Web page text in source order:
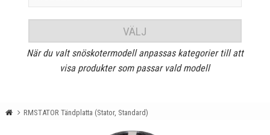
VÄLJ
När du valt snöskotermodell anpassas kategorier till att
visa produkter som passar vald modell
RMSTATOR Tändplatta (Stator, Standard)